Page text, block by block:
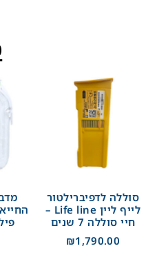
סוללה לדפיברילטור
לייף ליין Life line –
חיי סוללה 7 שנים
₪1,790.00